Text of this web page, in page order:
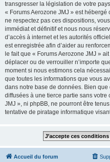
transgresser la législation de votre
« Forums Aerozone JMJ » est
ne respectez pas ces dispositions,
immédiat et définitif et nous nous
d’accès à internet et les autorités
est enregistrée afin d’aider au
le fait que « Forums Aerozone JMJ »
déplacer ou de verrouiller n’importe
moment si nous estimons cela
que toutes les informations que vous
dans notre base de données. Bien
diffusées à une tierce partie sans votre
JMJ », ni phpBB, ne pourront être
tentative de piratage informatique
Accueil du forum